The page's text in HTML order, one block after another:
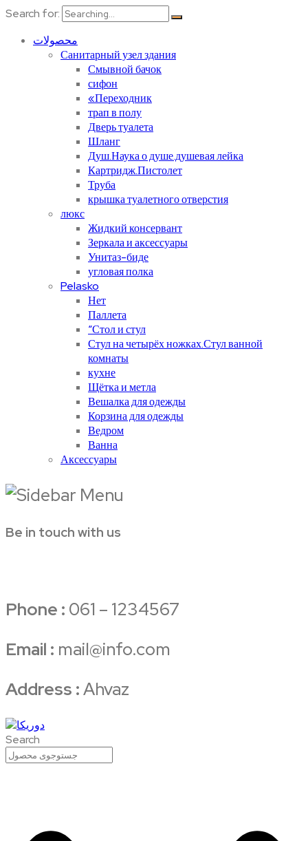
Search for:
محصولات
Санитарный узел здания
Смывной бачок
сифон
«Переходник
трап в полу
Дверь туалета
Шланг
Душ.Наука о душе.душевая лейка
Картридж.Пистолет
Труба
крышка туалетного отверстия
люкс
Жидкий консервант
Зеркала и аксессуары
Унитаз-биде
угловая полка
Pelasko
Нет
Паллета
“Стол и стул
Стул на четырёх ножках.Стул ванной
комнаты
кухне
Щётка и метла
Вешалка для одежды
Корзина для одежды
Ведром
Ванна
Аксессуары
Be in touch with us
Phone : 061 – 1234567
Email : mail@info.com
Address :Ahvaz
Search